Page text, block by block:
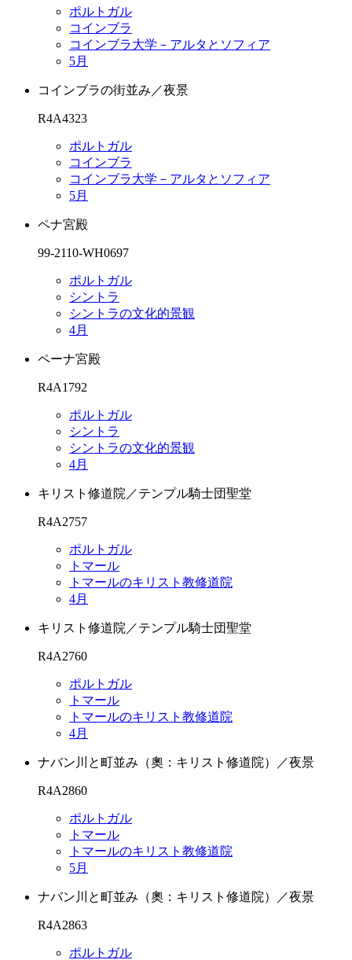
ポルトガル
コインブラ
コインブラ大学－アルタとソフィア
5月
コインブラの街並み／夜景
R4A4323
ポルトガル
コインブラ
コインブラ大学－アルタとソフィア
5月
ペナ宮殿
99-2110-WH0697
ポルトガル
シントラ
シントラの文化的景観
4月
ペーナ宮殿
R4A1792
ポルトガル
シントラ
シントラの文化的景観
4月
キリスト修道院／テンプル騎士団聖堂
R4A2757
ポルトガル
トマール
トマールのキリスト教修道院
4月
キリスト修道院／テンプル騎士団聖堂
R4A2760
ポルトガル
トマール
トマールのキリスト教修道院
4月
ナバン川と町並み（奧：キリスト修道院）／夜景
R4A2860
ポルトガル
トマール
トマールのキリスト教修道院
5月
ナバン川と町並み（奧：キリスト修道院）／夜景
R4A2863
ポルトガル